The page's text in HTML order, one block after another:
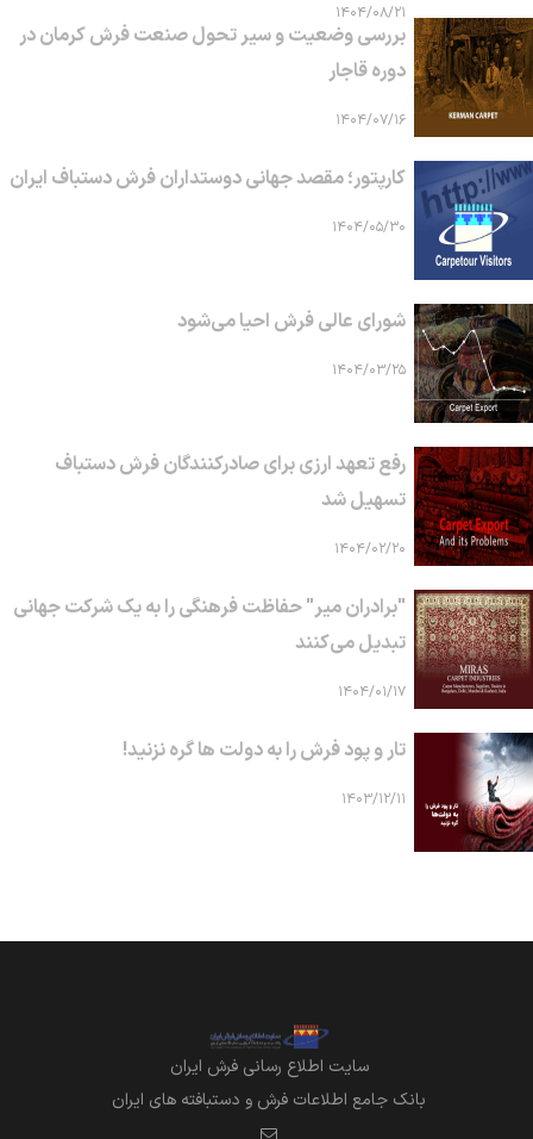
۱۴۰۴/۰۸/۲۱
بررسی وضعیت و سیر تحول صنعت فرش کرمان در
دوره قاجار
۱۴۰۴/۰۷/۱۶
کارپتور؛ مقصد جهانی دوستداران فرش دستباف ایران
۱۴۰۴/۰۵/۳۰
شورای عالی فرش احیا می‌شود
۱۴۰۴/۰۳/۲۵
رفع تعهد ارزی برای صادرکنندگان فرش دستباف
تسهیل شد
۱۴۰۴/۰۲/۲۰
"برادران میر" حفاظت فرهنگی را به یک شرکت جهانی
تبدیل می‌کنند
۱۴۰۴/۰۱/۱۷
تار و پود فرش را به دولت ها گره نزنید!
۱۴۰۳/۱۲/۱۱
سايت اطلاع رساني فرش ايران
بانک جامع اطلاعات فرش و دستبافته های ایران